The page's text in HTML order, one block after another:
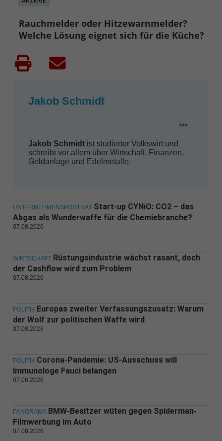
Rauchmelder oder Hitzewarnmelder?
Welche Lösung eignet sich für die Küche?
Jakob Schmidt
***
Jakob Schmidtist studierter Volkswirt und
schreibt vor allem über Wirtschaft, Finanzen,
Geldanlage und Edelmetalle.
UNTERNEHMENSPORTRÄT Start-up CYNiO: CO2 – das
Abgas als Wunderwaffe für die Chemiebranche?
07.08.2026
WIRTSCHAFT Rüstungsindustrie wächst rasant, doch
der Cashflow wird zum Problem
07.08.2026
POLITIK Europas zweiter Verfassungszusatz: Warum
der Wolf zur politischen Waffe wird
07.08.2026
POLITIK Corona-Pandemie: US-Ausschuss will
Immunologe Fauci belangen
07.08.2026
PANORAMA BMW-Besitzer wüten gegen Spiderman-
Filmwerbung im Auto
07.08.2026